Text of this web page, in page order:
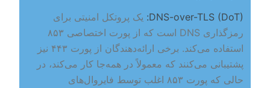
DNS-over-TLS (DoT): یک پروتکل امنیتی برای
رمزگذاری DNS است که از پورت اختصاصی ۸۵۳
استفاده می‌کند. برخی ارائه‌دهندگان از پورت ۴۴۳ نیز
پشتیبانی می‌کنند که معمولاً در همه‌جا کار می‌کند، در
حالی که پورت ۸۵۳ اغلب توسط فایروال‌های